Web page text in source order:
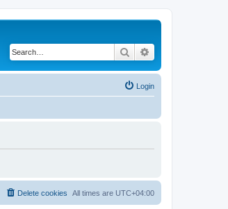
Search
Login
All times are UTC+04:00
Delete cookies